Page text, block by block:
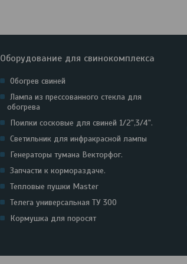
Оборудование для свинокомплекса
Обогрев свиней
Лампа из прессованного стекла для
обогрева
Поилки сосковые для свиней 1/2",3/4".
Светильник для инфракрасной лампы
Генераторы тумана Векторфог.
Запчасти к кормораздаче.
Тепловые пушки Master
Телега универсальная ТУ 300
Кормушка для поросят